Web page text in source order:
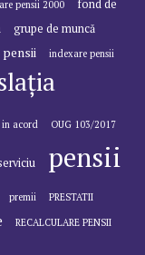
pensii 2000
fond de
grupe de muncă
indexare pensii
acord OUG 103/2017
pensii
premii
PRESTATII
RECALCULARE PENSII